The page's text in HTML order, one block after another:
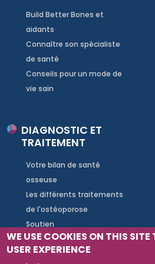
Build Better Bones et
aidants
Connaître son spécialiste
de santé
Conseils pour un mode de
vie sain
DIAGNOSTIC ET
TRAITEMENT
Votre bilan de santé
osseuse
Les différents traitements
de l'ostéoporose
Soutien
WE USE COOKIES ON THIS
USER EXPERIENCE